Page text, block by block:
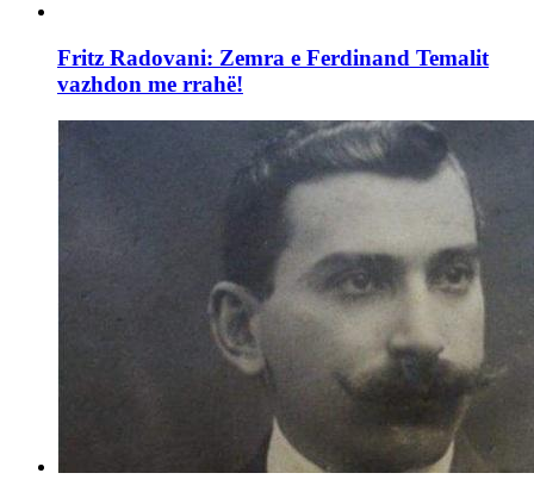
Fritz Radovani: Zemra e Ferdinand Temalit
vazhdon me rrahë!